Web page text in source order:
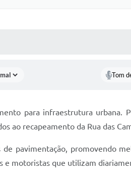
Tom
para infraestrutura
ao recapeamento da Rua das
pavimentação, promovendo
e motoristas que utilizam